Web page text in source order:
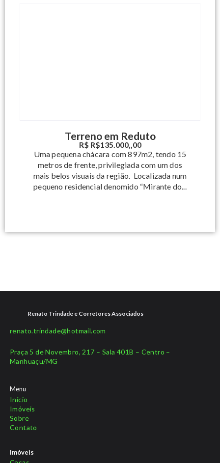
Terreno em Reduto
R$ R$135.000,,00
Uma pequena chácara com 897m2, tendo 15
metros de frente, privilegiada com um dos
mais belos visuais da região. Localizada num
pequeno residencial denomido “Mirante do...
Renato Trindade e Corretores Associados
renato.trindade@hotmail.com
Praça 5 de Novembro, 217 – Sala 401B – Centro –
Manhuaçu/MG
Menu
Início
Imóveis
Sobre
Contato
Imóveis